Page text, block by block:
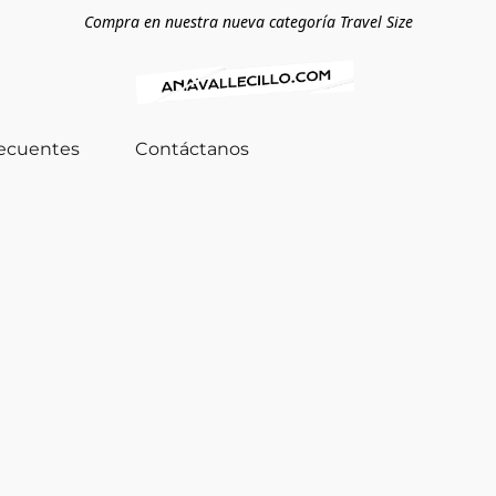
Compra en nuestra nueva categoría Travel Size
Contáctanos